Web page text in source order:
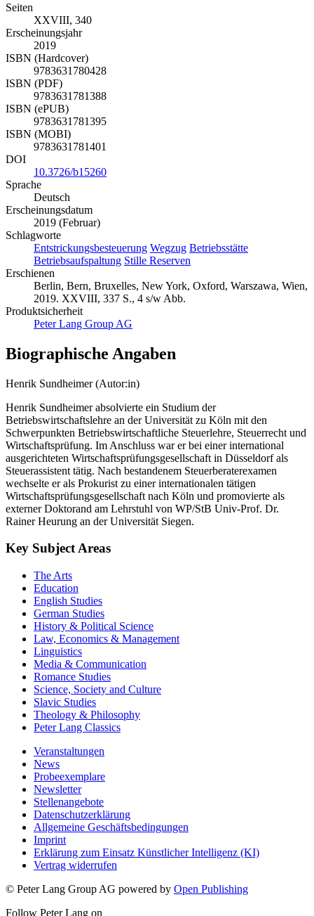
Seiten
XXVIII, 340
Erscheinungsjahr
2019
ISBN (Hardcover)
9783631780428
ISBN (PDF)
9783631781388
ISBN (ePUB)
9783631781395
ISBN (MOBI)
9783631781401
DOI
10.3726/b15260
Sprache
Deutsch
Erscheinungsdatum
2019 (Februar)
Schlagworte
Entstrickungsbesteuerung Wegzug Betriebsstätte
Betriebsaufspaltung Stille Reserven
Erschienen
Berlin, Bern, Bruxelles, New York, Oxford, Warszawa, Wien,
2019. XXVIII, 337 S., 4 s/w Abb.
Produktsicherheit
Peter Lang Group AG
Biographische Angaben
Henrik Sundheimer (Autor:in)
Henrik Sundheimer absolvierte ein Studium der
Betriebswirtschaftslehre an der Universität zu Köln mit den
Schwerpunkten Betriebswirtschaftliche Steuerlehre, Steuerrecht und
Wirtschaftsprüfung. Im Anschluss war er bei einer international
ausgerichteten Wirtschaftsprüfungsgesellschaft in Düsseldorf als
Steuerassistent tätig. Nach bestandenem Steuerberaterexamen
wechselte er als Prokurist zu einer internationalen tätigen
Wirtschaftsprüfungsgesellschaft nach Köln und promovierte als
externer Doktorand am Lehrstuhl von WP/StB Univ-Prof. Dr.
Rainer Heurung an der Universität Siegen.
Key Subject Areas
The Arts
Education
English Studies
German Studies
History & Political Science
Law, Economics & Management
Linguistics
Media & Communication
Romance Studies
Science, Society and Culture
Slavic Studies
Theology & Philosophy
Peter Lang Classics
Veranstaltungen
News
Probeexemplare
Newsletter
Stellenangebote
Datenschutzerklärung
Allgemeine Geschäftsbedingungen
Imprint
Erklärung zum Einsatz Künstlicher Intelligenz (KI)
Vertrag widerrufen
© Peter Lang Group AG powered by Open Publishing
Follow Peter Lang on